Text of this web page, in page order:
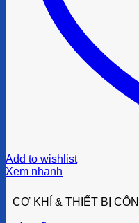
Add to wishlist
Xem nhanh
CƠ KHÍ & THIẾT BỊ